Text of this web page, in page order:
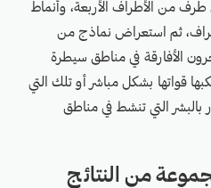
من الأطراف الأربعة، وأنماط
ثم استعراض نماذج من
الأفارقة في مناطق سيطرة
قواتها بشكل مباشر أو تلك التي
بالبشر التي تنشط في مناطق
من النتائج